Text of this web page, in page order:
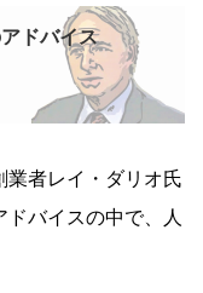
ドバイス
業者レイ・ダリオ氏
ドバイスの中で、人